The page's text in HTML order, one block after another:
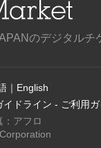
のデジタルチ
｜ English
イドライン - ご利用
：アフロ